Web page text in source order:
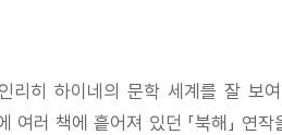
리히 하이네의 문학 세계를 잘 보
여러 책에 흩어져 있던 「북해」 연